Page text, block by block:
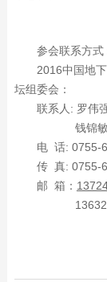
参会联系方式
2016中国地
坛组委会：
联系人: 罗伟
钱锦敏：
电 话: 0755-
传 真: 0755-
邮 箱：